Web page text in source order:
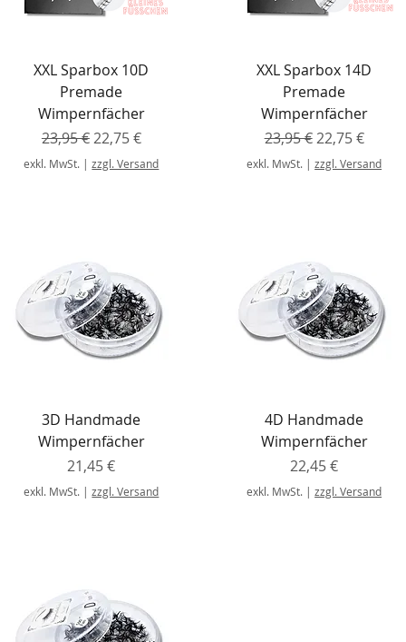
XXL Sparbox 10D
Premade
Wimpernfächer
Standardpreis
23,95 € Sale-Preis
22,75 €
exkl. MwSt. |zzgl. Versand
XXL Sparbox 14D
Premade
Wimpernfächer
Standardpreis
23,95 € Sale-Preis
22,75 €
exkl. MwSt. |zzgl. Versand
3D Handmade
Wimpernfächer
Preis
21,45 €
exkl. MwSt. |zzgl. Versand
4D Handmade
Wimpernfächer
Preis
22,45 €
exkl. MwSt. |zzgl. Versand